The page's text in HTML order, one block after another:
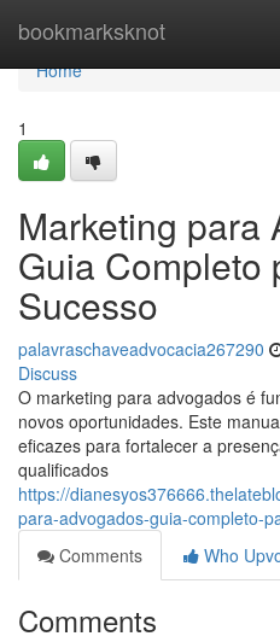
bookmarksknot
Home
Home
1
Marketing para
Guia Completo
Sucesso
palavraschaveadvocacia267290
Discuss
O marketing para advogados é
novos oportunidades. Este
eficazes para fortalecer a
qualificados
https://
para-advogados-guia-completo-
Comments
Who
Comments